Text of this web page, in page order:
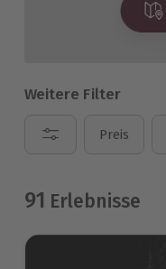
Weitere Filter
Preis
91 Erlebnisse